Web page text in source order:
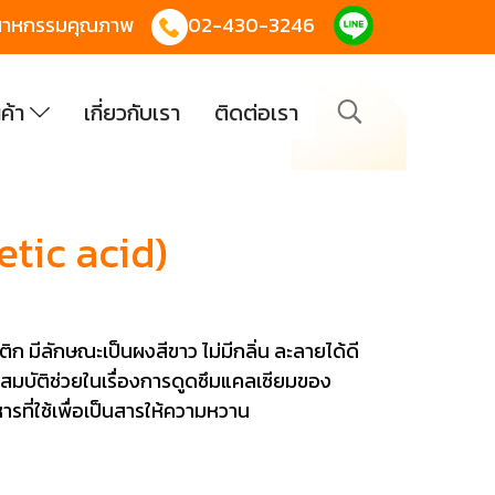
าหกรรมคุณภาพ 02-430-3246
า เกี่ยวกับเรา ติดต่อเรา
acid)
มีลักษณะเป็นผงสีขาว ไม่มีกลิ่น ละลายได้ดี
มบัติช่วยในเรื่องการดูดซึมแคลเซียมของ
ที่ใช้เพื่อเป็นสารให้ความหวาน